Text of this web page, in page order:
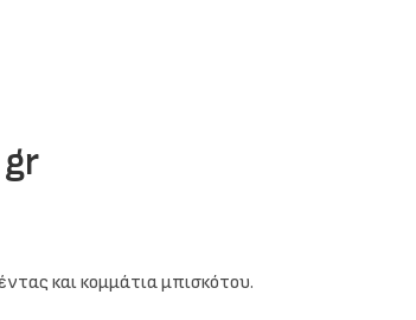
και κομμάτια μπισκότου.